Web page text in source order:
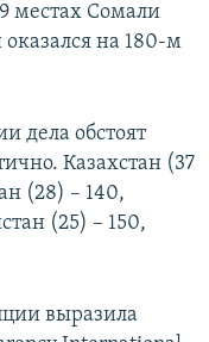
местах Сомали
на 180-м
дела обстоят
Казахстан (37
(28) – 140,
(25) – 150,
выразила